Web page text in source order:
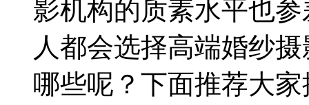
影机构的质素水平也
人都会选择高端婚纱
哪些呢？下面推荐大